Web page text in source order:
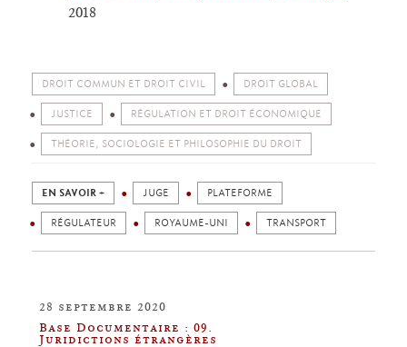
2018
DROIT COMMUN ET DROIT CIVIL DROIT GLOBAL
JUSTICE RÉGULATION ET DROIT ÉCONOMIQUE
THÉORIE, SOCIOLOGIE ET PHILOSOPHIE DU DROIT
EN SAVOIR + JUGE PLATEFORME
RÉGULATEUR ROYAUME-UNI TRANSPORT
28 septembre 2020
Base Documentaire : 09.
Juridictions étrangères